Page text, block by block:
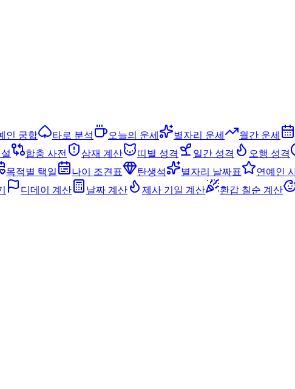
인 궁합 타로 분석 오늘의 운세 별자리 운세 월간 운세
합충 사전 삼재 계산 띠별 성격 일간 성격 오행 성격
목적별 택일 나이 조견표 탄생석 별자리 날짜표
연예인
디데이 계산 날짜 계산 제사 기일 계산 환갑 칠순 계산